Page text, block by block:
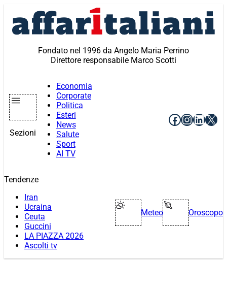
contenuto
Fondato nel 1996 da Angelo Maria Perrino
Direttore responsabile Marco Scotti
Sezioni
Economia
Corporate
Politica
Esteri
News
Salute
Sport
AI TV
Facebook
X
Tendenze
Iran
Ucraina
Ceuta
Guccini
LA PIAZZA 2026
Ascolti tv
Meteo Oroscopo